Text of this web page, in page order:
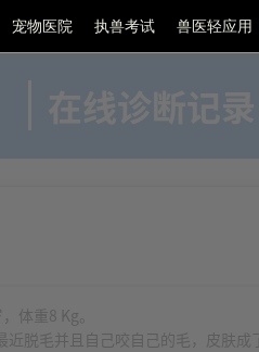
宠物医院 执兽考试 兽医轻应用
体重8 Kg。
近脱毛并且自己咬自己的毛，皮肤